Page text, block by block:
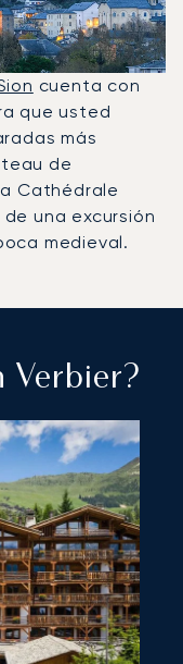
cuenta con
que usted
más
de
Cathédrale
una excursión
medieval.
Verbier?